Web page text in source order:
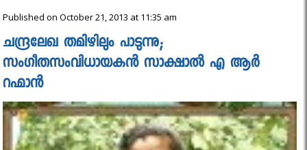
Published on October 21, 2013 at 11:35 am
ചന്ദ്രലേഖ തമിഴിലും പാടുന്നു;
സംഗീതസംവിധായകൻ സാക്ഷാല്‍ എ ആര്‍
റഹ്മാന്‍